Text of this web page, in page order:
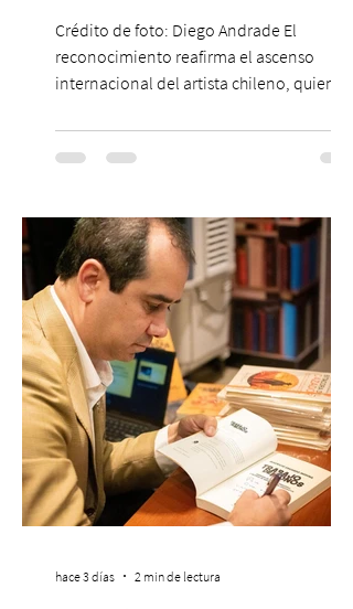
Crédito de foto: Diego Andrade El
reconocimiento reafirma el ascenso
internacional del artista chileno, quien
en la escena global. MIAMI, FL (3 de agosto
de 2026) — FloyyMenor ha sido
Under 21 por tercer año consecutivo,
formando parte una vez más de la
selección anual de la publicación que
destaca a los artistas menores de 21 años
más influyentes de la industria musical.
Este reconocimiento reaf
hace 3 días 2 min de lectura